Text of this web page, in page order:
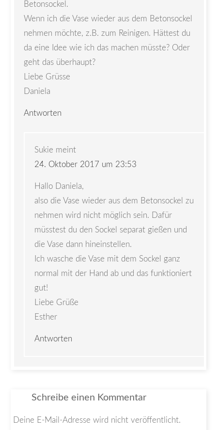
Betonsockel.
Wenn ich die Vase wieder aus dem Betonsockel
nehmen möchte, z.B. zum Reinigen. Hättest du
da eine Idee wie ich das machen müsste? Oder
geht das überhaupt?
Liebe Grüsse
Daniela
Antworten
Sukie meint
24. Oktober 2017 um 23:53
Hallo Daniela,
also die Vase wieder aus dem Betonsockel zu
nehmen wird nicht möglich sein. Dafür
müsstest du den Sockel separat gießen und
die Vase dann hineinstellen.
Ich wasche die Vase mit dem Sockel ganz
normal mit der Hand ab und das funktioniert
gut!
Liebe Grüße
Esther
Antworten
Schreibe einen Kommentar
Deine E-Mail-Adresse wird nicht veröffentlicht.